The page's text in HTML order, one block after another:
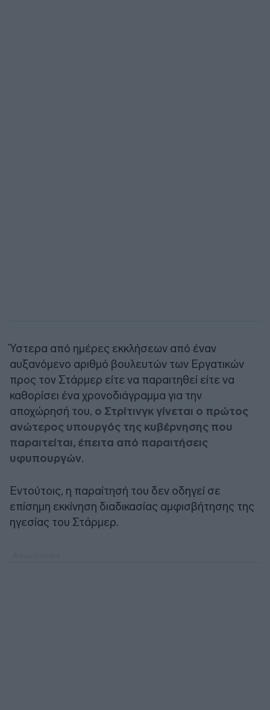
Ύστερα από ημέρες εκκλήσεων από έναν
αυξανόμενο αριθμό βουλευτών των Εργατικών
προς τον Στάρμερ είτε να παραιτηθεί είτε να
καθορίσει ένα χρονοδιάγραμμα για την
αποχώρησή του, ο Στρίτινγκ γίνεται ο πρώτος
ανώτερος υπουργός της κυβέρνησης που
παραιτείται, έπειτα από παραιτήσεις
υφυπουργών.
Εντούτοις, η παραίτησή του δεν οδηγεί σε
επίσημη εκκίνηση διαδικασίας αμφισβήτησης της
ηγεσίας του Στάρμερ.